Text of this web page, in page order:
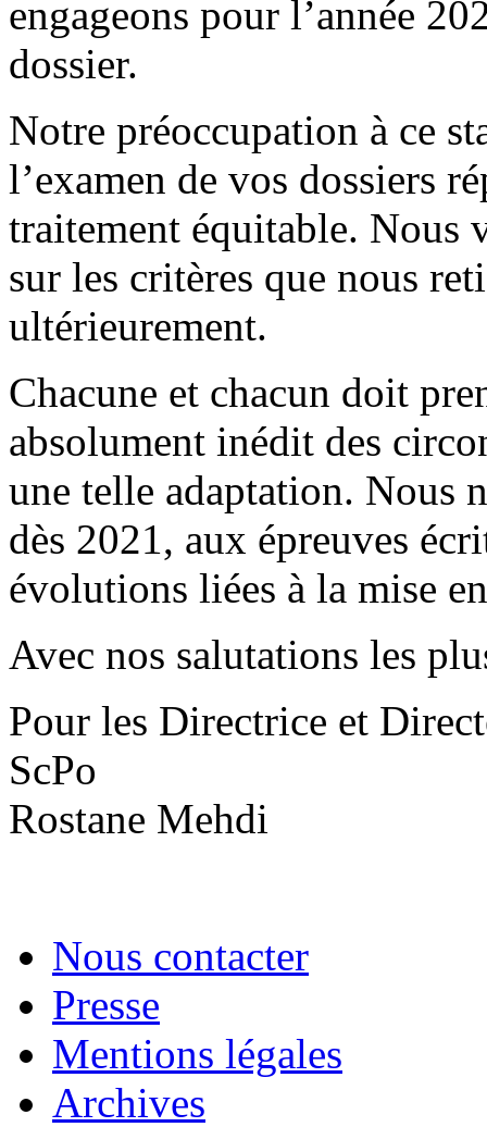
engageons pour l’année
dossier.
Notre préoccupation à ce
l’examen de vos dossiers
traitement équitable. Nous
sur les critères que nous
ultérieurement.
Chacune et chacun doit
absolument inédit des
une telle adaptation. Nous
dès 2021, aux épreuves
évolutions liées à la mise
Avec nos salutations les
Pour les Directrice et
ScPo
Rostane Mehdi
Nous contacter
Presse
Mentions légales
Archives